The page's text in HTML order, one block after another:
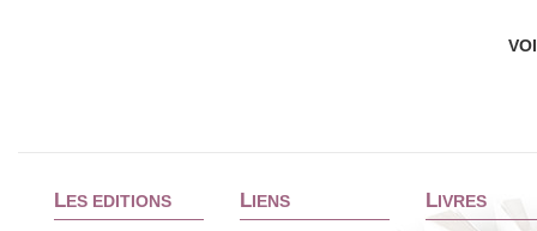
LES EDITIONS LIENS LIVRES